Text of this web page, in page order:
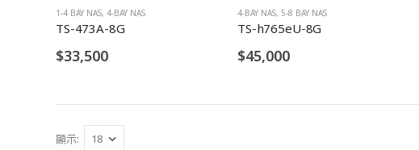
1-4 BAY NAS, 4-BAY NAS
TS-473A-8G
$33,500
4-BAY NAS, 5-8 BAY NAS
TS-h765eU-8G
$45,000
顯示: